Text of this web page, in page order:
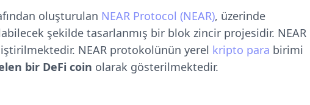
oluşturulan NEAR Protocol (NEAR), üzerinde
şekilde tasarlanmış bir blok zincir projesidir. NEAR
NEAR protokolünün yerel kripto para birimi
bir DeFi coin olarak gösterilmektedir.